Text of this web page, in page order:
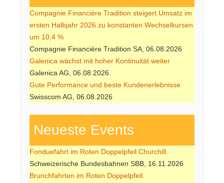
Compagnie Financière Tradition steigert Umsatz im
ersten Halbjahr 2026 zu konstanten Wechselkursen
um 10,4 %
Compagnie Financière Tradition SA, 06.08.2026
Galenica wächst mit hoher Kontinuität weiter
Galenica AG, 06.08.2026
Gute Performance und beste Kundenerlebnisse
Swisscom AG, 06.08.2026
Neueste Events
Fonduefahrt im Roten Doppelpfeil Churchill.
Schweizerische Bundesbahnen SBB, 16.11.2026
Brunchfahrten im Roten Doppelpfeil.